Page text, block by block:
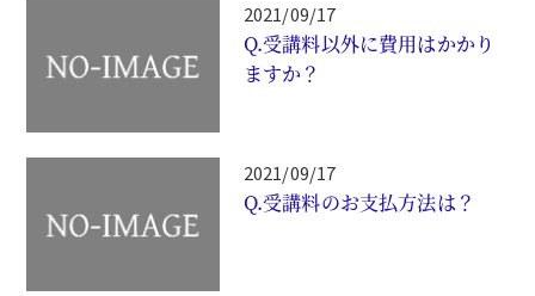
2021/09/17
Q.受講料以外に費用はかかり
ますか？
2021/09/17
Q.受講料のお支払方法は？